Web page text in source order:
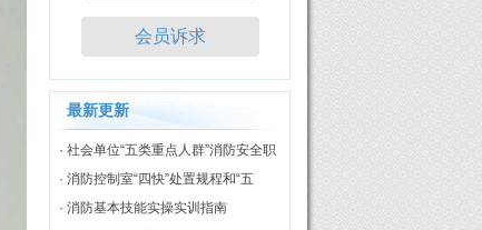
会员诉求
最新更新
· 社会单位“五类重点人群”消防安全职
责
· 消防控制室“四快”处置规程和“五
知”评价标准
· 消防基本技能实操实训指南